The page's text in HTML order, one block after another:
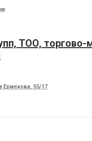
ТОО,
Ермекова, 55/17